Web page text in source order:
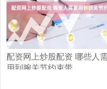
配资网上炒股配资 哪些人
用到腕关节约束带